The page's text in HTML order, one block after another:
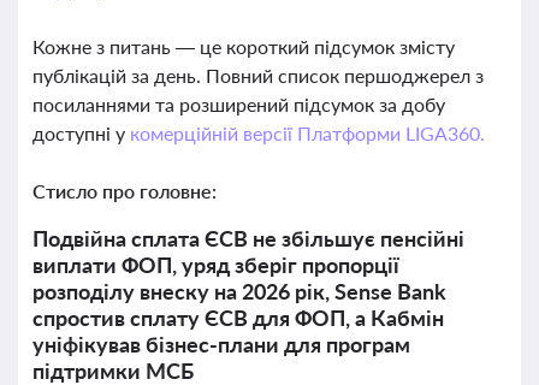
Кожне з питань — це короткий підсумок змісту
публікацій за день. Повний список першоджерел з
посиланнями та розширений підсумок за добу
доступні у комерційній версії Платформи LIGA360.
Стисло про головне:
Подвійна сплата ЄСВ не збільшує пенсійні
виплати ФОП, уряд зберіг пропорції
розподілу внеску на 2026 рік, Sense Bank
спростив сплату ЄСВ для ФОП, а Кабмін
уніфікував бізнес-плани для програм
підтримки МСБ